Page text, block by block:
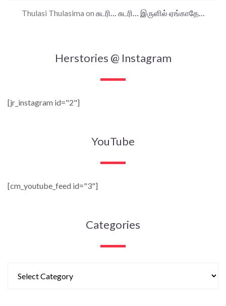
Thulasi Thulasima on சுடரி… சுடரி… இருளில் ஏங்காதே…
Herstories @ Instagram
[jr_instagram id="2"]
YouTube
[cm_youtube_feed id="3"]
Categories